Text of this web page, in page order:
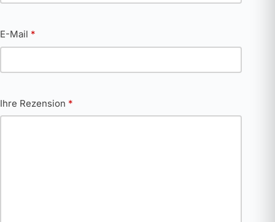
E-Mail *
Ihre Rezension *